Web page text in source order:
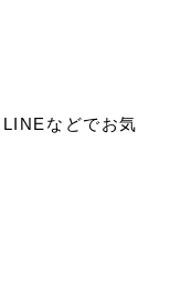
などでお気